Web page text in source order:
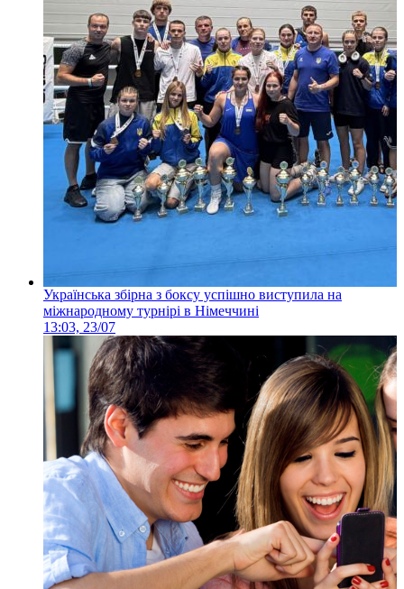
Українська збірна з боксу успішно виступила на
міжнародному турнірі в Німеччині
13:03, 23/07